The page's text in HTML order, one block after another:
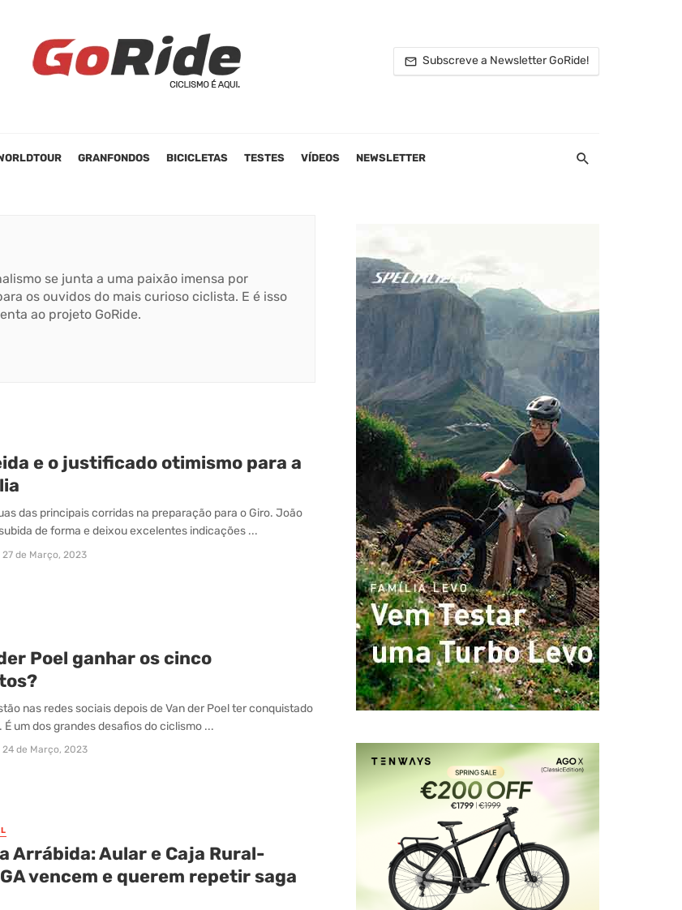
Subscreve a Newsletter GoRide!
GRANFONDOS BICICLETAS TESTES VÍDEOS NEWSLETTER
se junta a uma paixão imensa por
os ouvidos do mais curioso ciclista. E é isso
ao projeto GoRide.
e o justificado otimismo para a
das principais corridas na preparação para o Giro. João
de forma e deixou excelentes indicações ...
27 de Março, 2023
Poel ganhar os cinco
nas redes sociais depois de Van der Poel ter conquistado
um dos grandes desafios do ciclismo ...
24 de Março, 2023
Arrábida: Aular e Caja Rural-
vencem e querem repetir saga